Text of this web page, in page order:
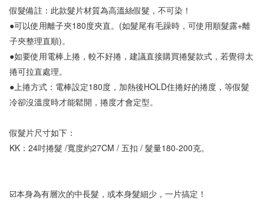
假髮備註：此款髮片材質為高溫絲假髮，不可染！
●可以使用離子夾180度夾直。(如髮尾有毛躁時，可使用順髮露+離
子夾整理直順)。
●如要使用電棒上捲，較不好捲，建議直接購買捲髮款式，若覺得太
捲可拉直處理。
●上捲方式：電棒設定180度，加熱後HOLD住捲好的捲度，等假髮
冷卻沒溫度時才能鬆開，捲度才會定型。
假髮片尺寸如下：
KK：24吋捲髮 /寬度約27CM / 五扣 / 髮量180-200克。
☑️本身為有層次的中長髮，或本身髮細少，一片搞定！